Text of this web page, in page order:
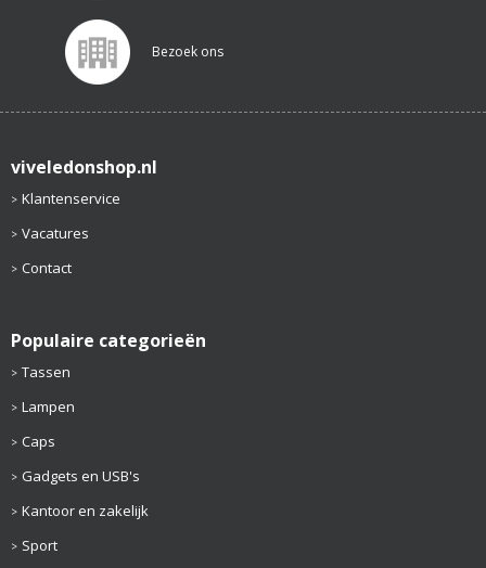
Bezoek ons
viveledonshop.nl
Klantenservice
Vacatures
Contact
Populaire categorieën
Tassen
Lampen
Caps
Gadgets en USB's
Kantoor en zakelijk
Sport